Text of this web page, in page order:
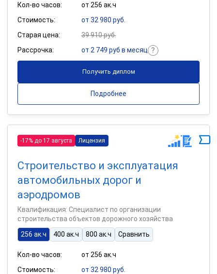
Кол-во часов:
от 256 ак.ч
Стоимость:
от 32 980 руб.
Старая цена:
39 910 руб.
Рассрочка:
от 2 749 руб в месяц
Получить диплом
Подробнее
-17% до 17 августа Лицензия
Строительство и эксплуатация
автомобильных дорог и
аэродромов
Квалификация: Специалист по организации
строительства объектов дорожного хозяйства
256 ак.ч
400 ак.ч 800 ак.ч Сравнить
Кол-во часов:
от 256 ак.ч
Стоимость:
от 32 980 руб.